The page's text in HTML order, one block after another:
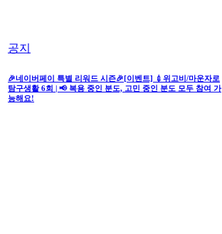
공지
🎉네이버페이 특별 리워드 시즌🎉[이벤트] 💉위고비/마운자로
탐구생활 6회 | 📢 복용 중인 분도, 고민 중인 분도 모두 참여 가
능해요!